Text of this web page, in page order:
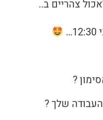
צהריים ב..
?
שלך ?